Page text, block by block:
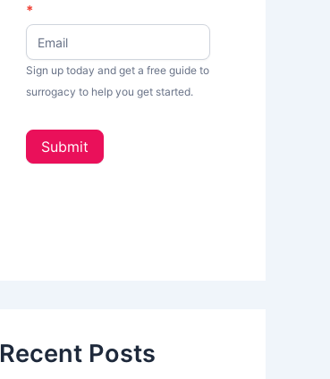
N
e
s
e
t
*
Sign up today and get a free guide to
surrogacy to help you get started.
Submit
如
你
人
类
空
Recent Posts